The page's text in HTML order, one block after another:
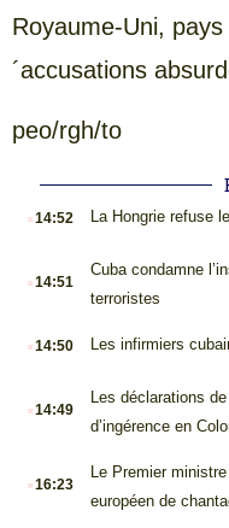
Royaume-Uni,
´accusations
peo/rgh/to
.14:52 La Hongrie refuse
.14:51
Cuba condamne
terroristes
.14:50 Les infirmiers
.14:49
Les déclarations
d’ingérence en
.16:23
Le Premier
européen de